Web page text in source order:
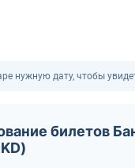
нужную дату, чтобы
билетов